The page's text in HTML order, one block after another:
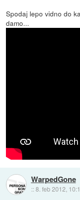
Spodaj lepo vidno do
damo...
WarpedGone
::8. feb 2012,